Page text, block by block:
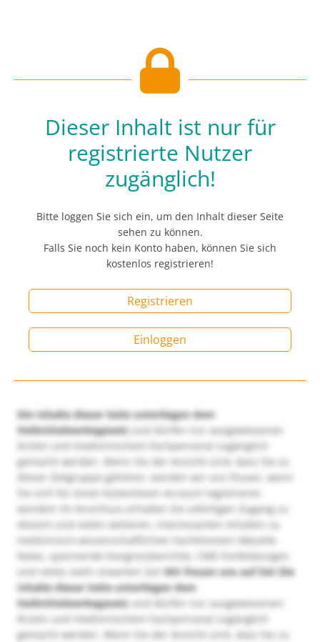
Dieser Inhalt ist nur für
registrierte Nutzer
zugänglich!
Bitte loggen Sie sich ein, um den Inhalt dieser Seite
sehen zu können.
Falls Sie noch kein Konto haben, können Sie sich
kostenlos registrieren!
Registrieren
Einloggen
Die Inhalte dieser Seite unterliegen dem
Heilmittelwerbegesetzund dürfen nur ausgewiesenen
Ärzten und medizinischem Fachpersonal zugänglich
gemacht werden. Wenn Sie der Ansicht sind, dass Sie zu
dieser Zielgruppe gehören, würden wir uns freuen, wenn
Sie sich für einen kostenlosen Account registrieren
würden! Im Anschluss erhalten Sie sofortigen Zugang zu
diesem und vielen weiteren, interessanten Inhalten zu
medizinisch-wissenschaftlichen Fachthemen! Aktuelle
News, spannende Kongressberichte, CME-Fortbildungen
und vieles mehr erwarten Sie!Wir freuen uns auf Sie! Die
Inhalte dieser Seite unterliegen dem
Heilmittelwerbegesetzund dürfen nur ausgewiesenen
Ärzten und medizinischem Fachpersonal zugänglich
gemacht werden. Wenn Sie der Ansicht sind, dass Sie zu